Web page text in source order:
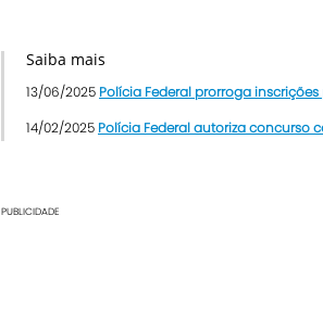
Saiba mais
13/06/2025 Polícia Federal prorroga
14/02/2025 Polícia Federal autoriza concurso
PUBLICIDADE